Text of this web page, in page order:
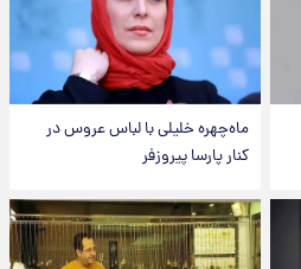
ماه‌چهره خلیلی با لباس عروس در
کنار پارسا پیروزفر